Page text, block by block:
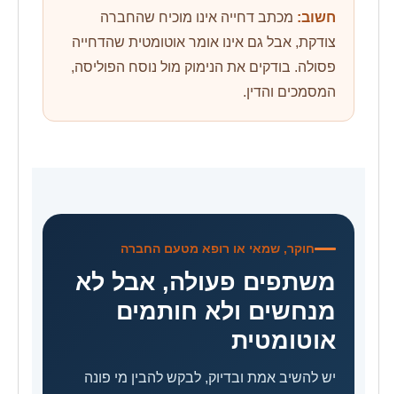
חשוב: מכתב דחייה אינו מוכיח שהחברה
צודקת, אבל גם אינו אומר אוטומטית שהדחייה
פסולה. בודקים את הנימוק מול נוסח הפוליסה,
המסמכים והדין.
חוקר, שמאי או רופא מטעם החברה
משתפים פעולה, אבל לא
מנחשים ולא חותמים
אוטומטית
יש להשיב אמת ובדיוק, לבקש להבין מי פונה